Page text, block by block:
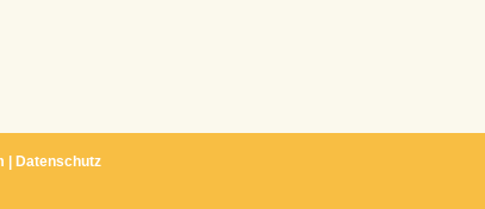
Datenschutz